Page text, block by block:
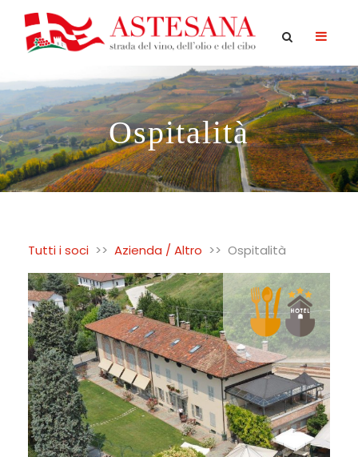
Ospitalità
Tutti i soci >> Azienda / Altro >> Ospitalità